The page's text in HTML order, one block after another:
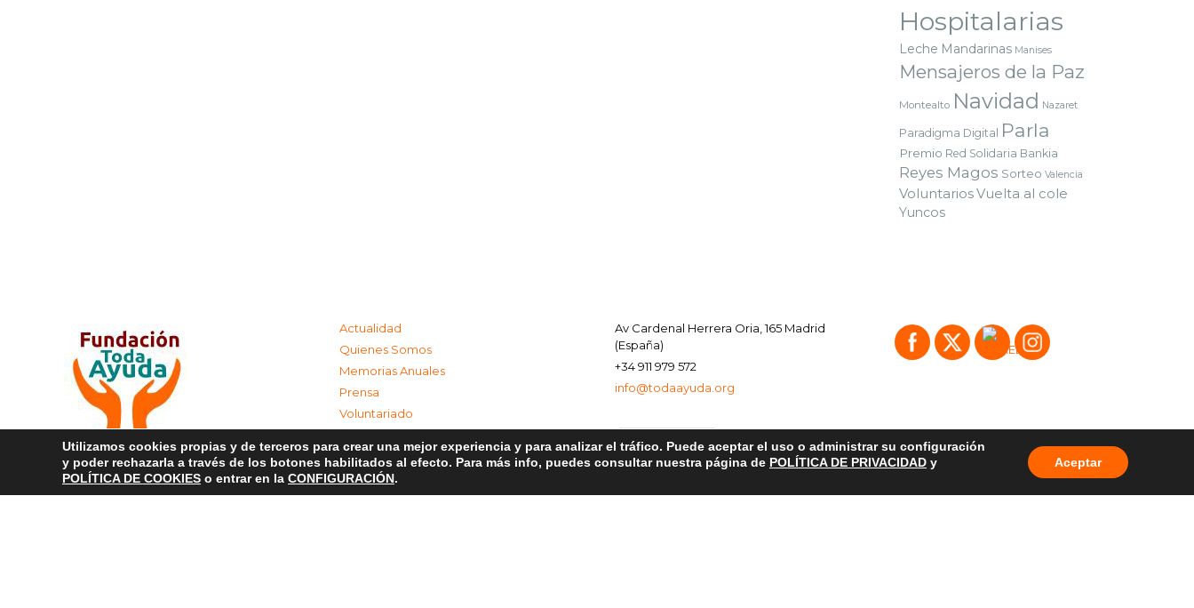
Hospitalarias
Leche Mandarinas Manises
Mensajeros de la Paz
Montealto Navidad Nazaret
Paradigma Digital Parla
Premio Red Solidaria Bankia
Reyes Magos Sorteo Valencia
VoluntariosVuelta al cole
Yuncos
Actualidad
Quienes Somos
Memorias Anuales
Prensa
Voluntariado
Contacta
Aviso Legal
Política de Privacidad
Av Cardenal Herrera Oria, 165 Madrid
(España)
+34 911 979 572
info@todaayuda.org
Utilizamos cookies propias y de terceros para crear una mejor experiencia y para analizar el tráfico. Puede aceptar el uso o administrar su configuración
y poder rechazarla a través de los botones habilitados al efecto. Para más info, puedes consultar nuestra página de POLÍTICA DE PRIVACIDAD y
POLÍTICA DE COOKIES o entrar en la CONFIGURACIÓN.
Aceptar